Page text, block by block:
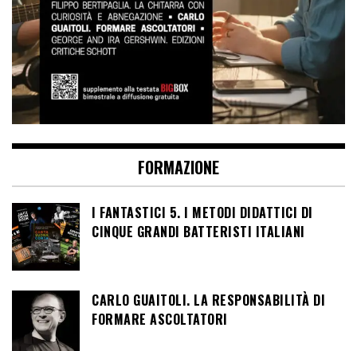
FORMAZIONE
I FANTASTICI 5. I METODI DIDATTICI DI
CINQUE GRANDI BATTERISTI ITALIANI
CARLO GUAITOLI. LA RESPONSABILITÀ DI
FORMARE ASCOLTATORI